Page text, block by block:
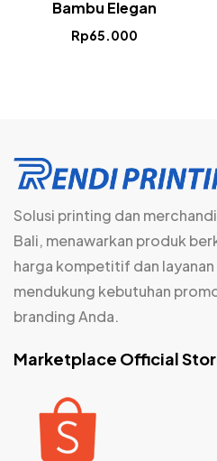
Bambu Elegan
Rp65.000
Solusi printing dan
Bali, menawarkan produk
harga kompetitif dan
mendukung kebutuhan
branding Anda.
Marketplace Official